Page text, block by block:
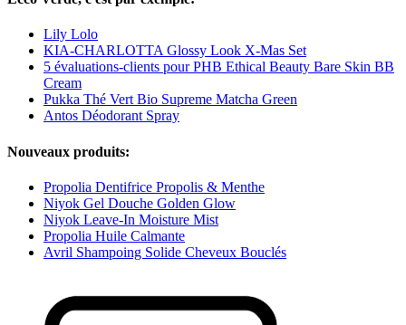
Lily Lolo
KIA-CHARLOTTA Glossy Look X-Mas Set
5 évaluations-clients pour PHB Ethical Beauty Bare Skin BB
Cream
Pukka Thé Vert Bio Supreme Matcha Green
Antos Déodorant Spray
Nouveaux produits:
Propolia Dentifrice Propolis & Menthe
Niyok Gel Douche Golden Glow
Niyok Leave-In Moisture Mist
Propolia Huile Calmante
Avril Shampoing Solide Cheveux Bouclés